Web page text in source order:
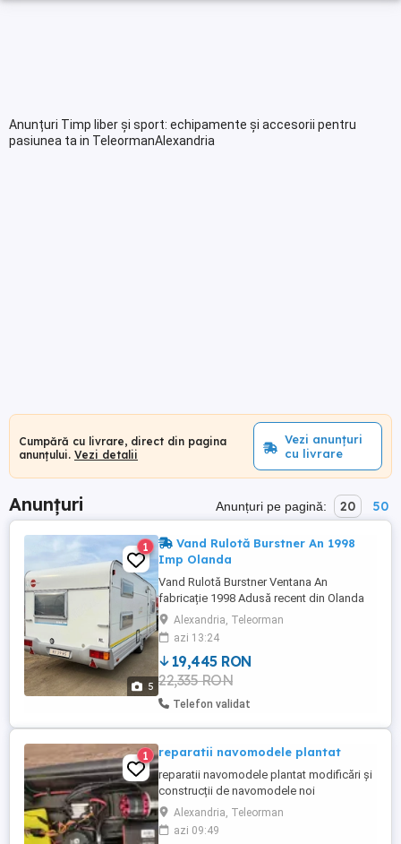
Anunțuri Timp liber și sport: echipamente și accesorii pentru
pasiunea ta in TeleormanAlexandria
Cumpără cu livrare, direct din pagina
anunțului. Vezi detalii
Vezi anunțuri
cu livrare
Anunțuri Anunțuri pe pagină: 20 50
5
1
Vand Rulotă Burstner An 1998
Imp Olanda
Vand Rulotă Burstner Ventana An
fabricație 1998 Adusă recent din Olanda
pe roti Masă proprie 1300kg Masă
maxima aut 1500kg Pt 5-6 persoane 4
paturi 2 spații de dormit separate de o ușă
glisanta wc,chiuvete, dus frigider,aragaz,
2 butelii ETC
Alexandria, Teleorman
azi 13:24
19,445 RON
22,335 RON
Telefon validat
1 reparatii navomodele plantat
reparatii navomodele plantat modificări și
construcții de navomodele noi
Alexandria, Teleorman
azi 09:49